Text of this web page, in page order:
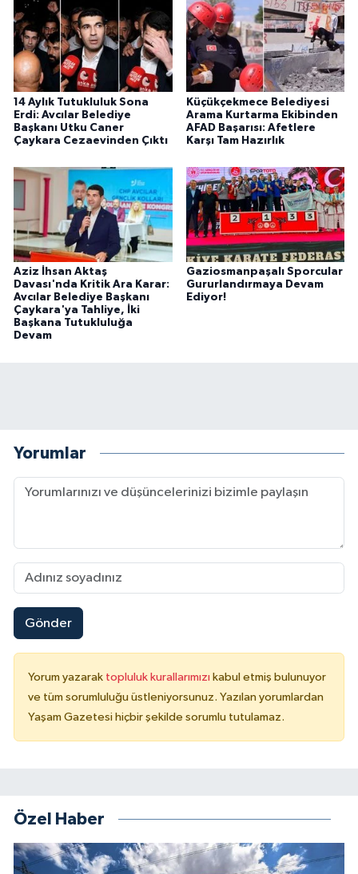
14 Aylık Tutukluluk Sona
Erdi: Avcılar Belediye
Başkanı Utku Caner
Çaykara Cezaevinden Çıktı
Küçükçekmece Belediyesi
Arama Kurtarma Ekibinden
AFAD Başarısı: Afetlere
Karşı Tam Hazırlık
Aziz İhsan Aktaş
Davası'nda Kritik Ara Karar:
Avcılar Belediye Başkanı
Çaykara'ya Tahliye, İki
Başkana Tutukluluğa
Devam
Gaziosmanpaşalı Sporcular
Gururlandırmaya Devam
Ediyor!
Yorumlar
Gönder
Yorum yazarak topluluk kurallarımızı kabul etmiş bulunuyor
ve tüm sorumluluğu üstleniyorsunuz. Yazılan yorumlardan
Yaşam Gazetesi hiçbir şekilde sorumlu tutulamaz.
Özel Haber